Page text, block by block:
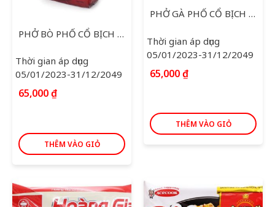
PHỞ BÒ PHỐ CỔ BỊCH 10 GÓI *63G
Thời gian áp dụng
05/01/2023-31/12/2049
65,000₫
THÊM VÀO GIỎ
PHỞ GÀ PHỐ CỔ BỊCH 10 GÓI *63G
Thời gian áp dụng
05/01/2023-31/12/2049
65,000₫
THÊM VÀO GIỎ